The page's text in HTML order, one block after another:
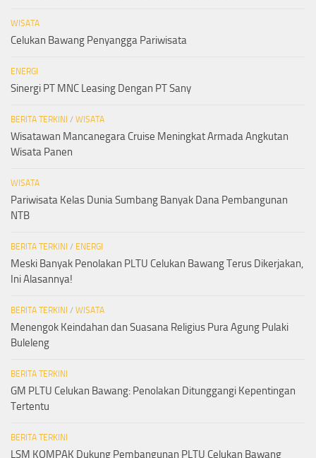
WISATA
Celukan Bawang Penyangga Pariwisata
ENERGI
Sinergi PT MNC Leasing Dengan PT Sany
BERITA TERKINI / WISATA
Wisatawan Mancanegara Cruise Meningkat Armada Angkutan
Wisata Panen
WISATA
Pariwisata Kelas Dunia Sumbang Banyak Dana Pembangunan
NTB
BERITA TERKINI / ENERGI
Meski Banyak Penolakan PLTU Celukan Bawang Terus Dikerjakan,
Ini Alasannya!
BERITA TERKINI / WISATA
Menengok Keindahan dan Suasana Religius Pura Agung Pulaki
Buleleng
BERITA TERKINI
GM PLTU Celukan Bawang: Penolakan Ditunggangi Kepentingan
Tertentu
BERITA TERKINI
LSM KOMPAK Dukung Pembangunan PLTU Celukan Bawang